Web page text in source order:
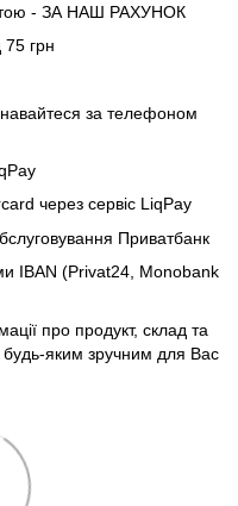
- ЗА НАШ РАХУНОК
грн
за телефоном
через сервіс LiqPay
Приватбанк
IBAN (Privat24, Monobank
про продукт, склад та
яким зручним для Вас